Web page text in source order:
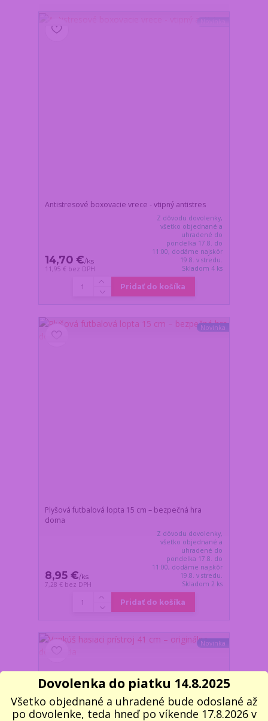
Antistresové boxovacie vrece - vtipný antistres
14,70 €/ks
11,95 € bez DPH
Z dôvodu dovolenky,
všetko objednané a
uhradené do
pondelka 17.8. do
11:00, dodáme najskôr
19.8. v stredu.
Skladom 4 ks
Pridať do košíka
Novinka
Plyšová futbalová lopta 15 cm – bezpečná hra
doma
8,95 €/ks
7,28 € bez DPH
Z dôvodu dovolenky,
všetko objednané a
uhradené do
pondelka 17.8. do
11:00, dodáme najskôr
19.8. v stredu.
Skladom 2 ks
Pridať do košíka
Novinka
Dovolenka do piatku 14.8.2025
Všetko objednané a uhradené bude odoslané až
po dovolenke, teda hneď po víkende 17.8.2026 v